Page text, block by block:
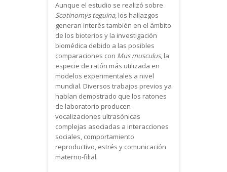
Aunque el estudio se realizó sobre
Scotinomys teguina, los hallazgos
generan interés también en el ámbito
de los bioterios y la investigación
biomédica debido a las posibles
comparaciones con Mus musculus, la
especie de ratón más utilizada en
modelos experimentales a nivel
mundial. Diversos trabajos previos ya
habían demostrado que los ratones
de laboratorio producen
vocalizaciones ultrasónicas
complejas asociadas a interacciones
sociales, comportamiento
reproductivo, estrés y comunicación
materno-filial.